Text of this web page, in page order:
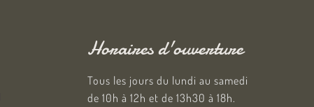
Horaires d'ouverture
Tous les jours du lundi au samedi
de 10h à 12h et de 13h30 à 18h.